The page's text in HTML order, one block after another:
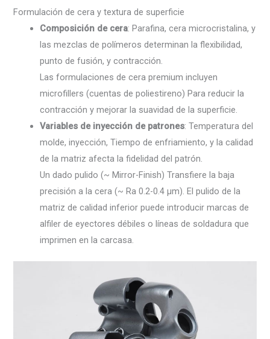
Formulación de cera y textura de superficie
Composición de cera: Parafina, cera microcristalina, y
las mezclas de polímeros determinan la flexibilidad,
punto de fusión, y contracción.
Las formulaciones de cera premium incluyen
microfillers (cuentas de poliestireno) Para reducir la
contracción y mejorar la suavidad de la superficie.
Variables de inyección de patrones: Temperatura del
molde, inyección, Tiempo de enfriamiento, y la calidad
de la matriz afecta la fidelidad del patrón.
Un dado pulido (~ Mirror-Finish) Transfiere la baja
precisión a la cera (~ Ra 0.2-0.4 µm). El pulido de la
matriz de calidad inferior puede introducir marcas de
alfiler de eyectores débiles o líneas de soldadura que
imprimen en la carcasa.